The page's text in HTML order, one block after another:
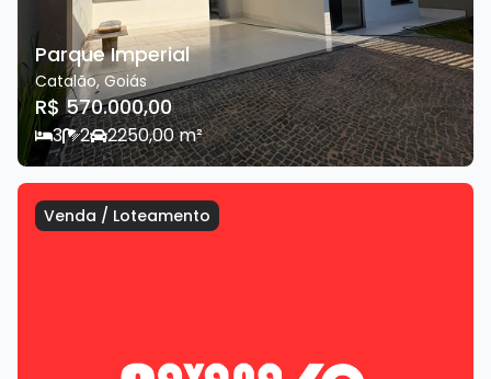
Parque Imperial
Catalão, Goiás
R$ 570.000,00
3 2 2250,00m²
Venda / Loteamento